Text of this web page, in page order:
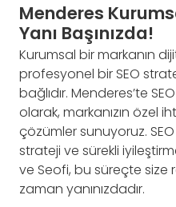
Menderes
Yanı Başınızda!
Kurumsal bir markanın
profesyonel bir SEO
bağlıdır. Menderes’te
olarak, markanızın özel
çözümler sunuyoruz.
strateji ve sürekli
ve Seofi, bu süreçte size
zaman yanınızdadır.